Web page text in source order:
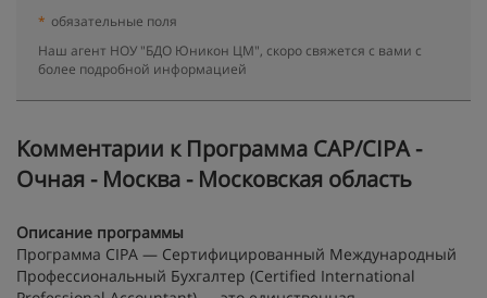
* обязательные поля
Наш агент НОУ "БДО Юникон ЦМ", скоро свяжется с вами с
более подробной информацией
Kомментарии к Программа CAP/CIPA -
Очная - Москва - Московская область
Описание программы
Программа CIPA — Сертифицированный Международный
Профессиональный Бухгалтер (Certified International